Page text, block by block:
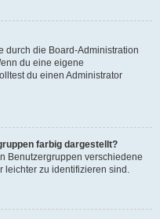
durch die Board-Administration
du eine eigene
du einen Administrator
farbig dargestellt?
Benutzergruppen verschiedene
leichter zu identifizieren sind.